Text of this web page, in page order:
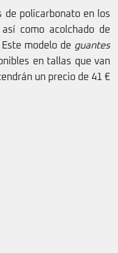
de policarbonato en los
como acolchado de
modelo de guantes
en tallas que van
un precio de 41 €